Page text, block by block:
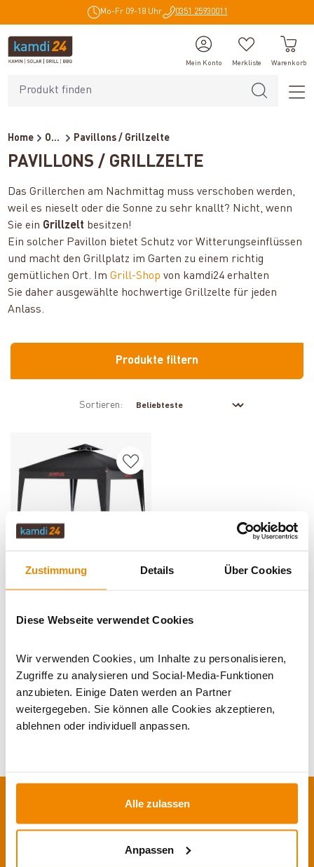
Zustimmung Details Über Cookies
Diese Webseite verwendet Cookies
Wir verwenden Cookies, um Inhalte zu personalisieren,
Zugriffe zu analysieren und Social-Media-Funktionen
anzubieten. Einige Daten werden an Partner
weitergegeben. Sie können alle Cookies akzeptieren,
ablehnen oder individuell anpassen.
Alle zulassen
Anpassen
Mo-Fr 09-18 Uhr 0351 25930011
Mein Konto Merkliste Warenkorb
Home Outdoor Pavillons / Grillzelte
PAVILLONS / GRILLZELTE
Das Grillerchen am Nachmittag muss verschoben werden,
weil es nieselt oder die Sonne zu sehr knallt? Nicht, wenn
Sie ein Grillzelt besitzen!
Ein solcher Pavillon bietet Schutz vor Witterungseinflüssen
und macht den Grillplatz im Garten zu einem richtig
gemütlichen Ort. ImGrill-Shop von kamdi24 erhalten
Sie daher ausgewählte hochwertige Grillzelte für jeden
Anlass.
Produkte filtern
Sortieren:
Justus Grillpavillon 2,5 x 2,5 m
134,01 €
Bei Fragen zu unseren Grillpavillons stehen wir unter
0351 25930011gern zur Verfügung.
IHRE VORTEILE
Käuferschutz
100 Tage Geld-zurück-Garantie